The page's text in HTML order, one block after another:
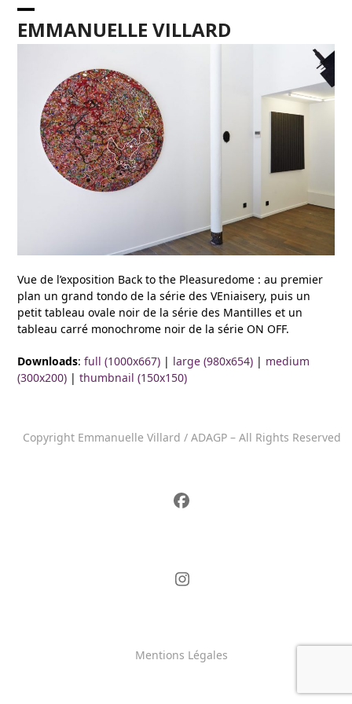
Skip
contentEMMANUELLE VILLARD
Open
menu
Close
menu
Vue de l’exposition Back to the Pleasuredome : au premier
plan un grand tondo de la série des VEniaisery, puis un
petit tableau ovale noir de la série des Mantilles et un
tableau carré monochrome noir de la série ON OFF.
Downloads:full (1000x667) | large (980x654) | medium
(300x200) |thumbnail (150x150)
Copyright Emmanuelle Villard / ADAGP – All Rights Reserved
Mentions Légales